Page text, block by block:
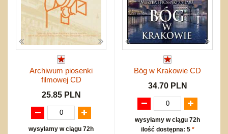
Archiwum piosenki
filmowej CD
25.85 PLN
wysyłamy w ciągu 72h
Bóg w Krakowie CD
34.70 PLN
wysyłamy w ciągu 72h
ilość dostępna: 5 *